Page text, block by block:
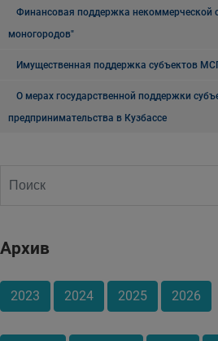
Финансовая поддержка некоммерческой
моногородов"
Имущественная поддержка субъектов
О мерах государственной поддержки
предпринимательства в Кузбассе
Архив
2023 2024 2025 2026